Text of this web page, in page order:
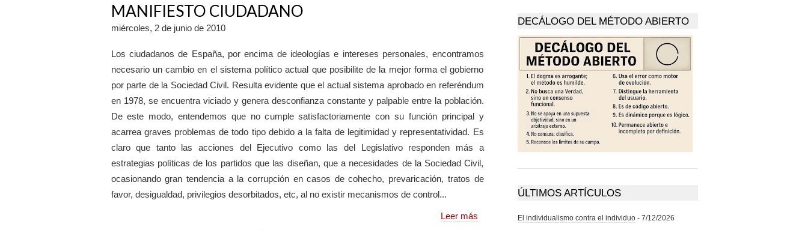
MANIFIESTO CIUDADANO
miércoles, 2 de junio de 2010
Los ciudadanos de España, por encima de ideologías e intereses personales, encontramos
necesario un cambio en el sistema político actual que posibilite de la mejor forma el gobierno
por parte de la Sociedad Civil. Resulta evidente que el actual sistema aprobado en referéndum
en 1978, se encuentra viciado y genera desconfianza constante y palpable entre la población.
De este modo, entendemos que no cumple satisfactoriamente con su función principal y
acarrea graves problemas de todo tipo debido a la falta de legitimidad y representatividad. Es
claro que tanto las acciones del Ejecutivo como las del Legislativo responden más a
estrategias políticas de los partidos que las diseñan, que a necesidades de la Sociedad Civil,
ocasionando gran tendencia a la corrupción en casos de cohecho, prevaricación, tratos de
favor, desigualdad, privilegios desorbitados, etc, al no existir mecanismos de control...
Leer más
DECÁLOGO DEL MÉTODO ABIERTO
ÚLTIMOS ARTÍCULOS
El individualismo contra el individuo - 7/12/2026